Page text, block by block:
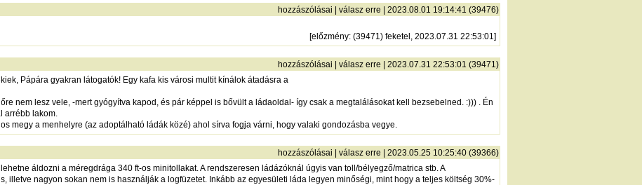
hozzászólásai | válasz erre | 2023.08.01 19:14:41 (39476)
[előzmény: (39471) feketel, 2023.07.31 22:53:01]
hozzászólásai | válasz erre | 2023.07.31 22:53:01 (39471)
Pápára gyakran látogatók! Egy kafa kis városi multit kínálok átadásra a
nem lesz vele, -mert gyógyítva kapod, és pár képpel is bővült a ládaoldal- így csak a megtalálásokat kell bezsebelned. :))) . Én
arrébb lakom.
megy a menhelyre (az adoptálható ládák közé) ahol sírva fogja várni, hogy valaki gondozásba vegye.
hozzászólásai | válasz erre | 2023.05.25 10:25:40 (39366)
áldozni a méregdrága 340 ft-os minitollakat. A rendszeresen ládázóknál úgyis van toll/bélyegző/matrica stb. A
illetve nagyon sokan nem is használják a logfüzetet. Inkább az egyesületi láda legyen minőségi, mint hogy a teljes költség 30%-